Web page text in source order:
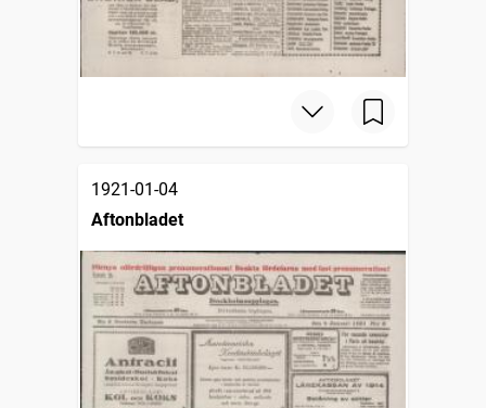
1921-01-04
Aftonbladet